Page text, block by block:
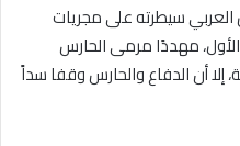
العربي سيطرته على مجريات
مهددًا مرمى الحارس
أن الدفاع والحارس وقفا سداً